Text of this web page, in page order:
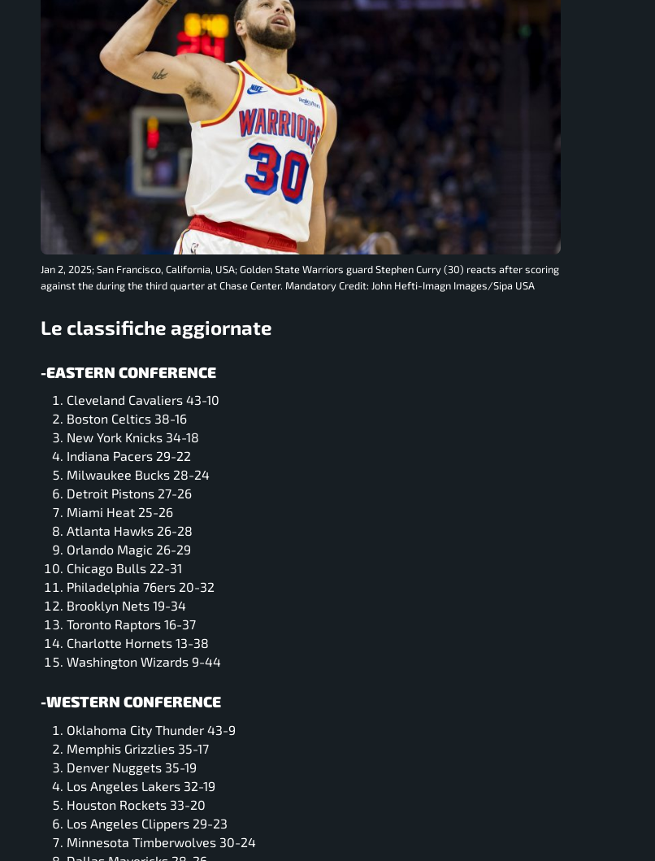
Jan 2, 2025; San Francisco, California, USA; Golden State Warriors guard Stephen Curry (30) reacts after scoring
against the during the third quarter at Chase Center. Mandatory Credit: John Hefti-Imagn Images/Sipa USA
Le classifiche aggiornate
-EASTERN CONFERENCE
Cleveland Cavaliers 43-10
Boston Celtics 38-16
New York Knicks 34-18
Indiana Pacers 29-22
Milwaukee Bucks 28-24
Detroit Pistons 27-26
Miami Heat 25-26
Atlanta Hawks 26-28
Orlando Magic 26-29
Chicago Bulls 22-31
Philadelphia 76ers 20-32
Brooklyn Nets 19-34
Toronto Raptors 16-37
Charlotte Hornets 13-38
Washington Wizards 9-44
-WESTERN CONFERENCE
Oklahoma City Thunder 43-9
Memphis Grizzlies 35-17
Denver Nuggets 35-19
Los Angeles Lakers 32-19
Houston Rockets 33-20
Los Angeles Clippers 29-23
Minnesota Timberwolves 30-24